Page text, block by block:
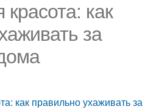
как
за
как правильно ухаживать за